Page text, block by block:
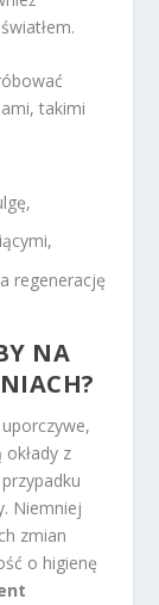
takimi
regenerację
NA
z
Niemniej
zmian
o higienę